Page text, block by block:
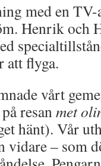
med en
Henrik och
att flyga.
vårt
resanmet
hänt). Vår
vidare – som